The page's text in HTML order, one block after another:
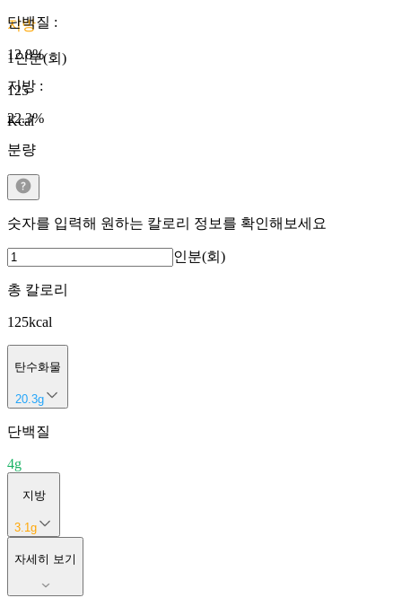
지방
1인분(회)
125
Kcal
단백질 :
12.8%
지방 :
22.3%
분량
숫자를 입력해 원하는 칼로리 정보를 확인해보세요
인분(회)
총 칼로리
125kcal
탄수화물
20.3g
단백질
4g
지방
3.1 g
자세히 보기